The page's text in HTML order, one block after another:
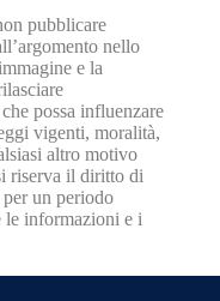
pubblicare
nello
e la
possa influenzare
vigenti, moralità,
altro motivo
riserva il diritto di
per un periodo
informazioni e i